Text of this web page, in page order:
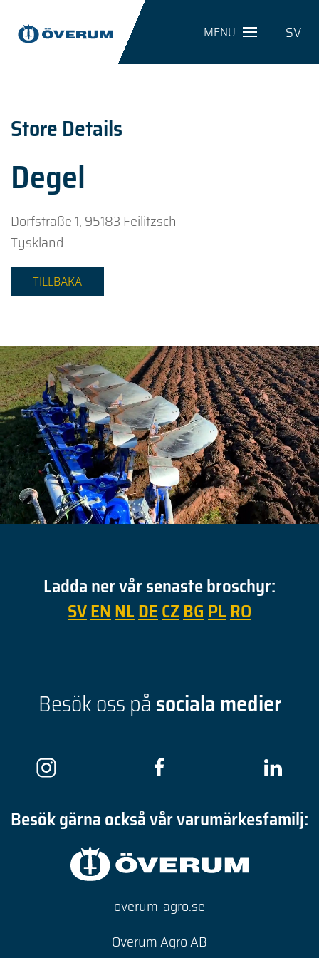
MENU SV
Store Details
Degel
Dorfstraße 1, 95183 Feilitzsch
Tyskland
TILLBAKA
Ladda ner vår senaste broschyr:
SVENNLDECZBGPLRO
Besök oss påsociala medier
Besök gärna också vår varumärkesfamilj:
overum-agro.se
Overum Agro AB